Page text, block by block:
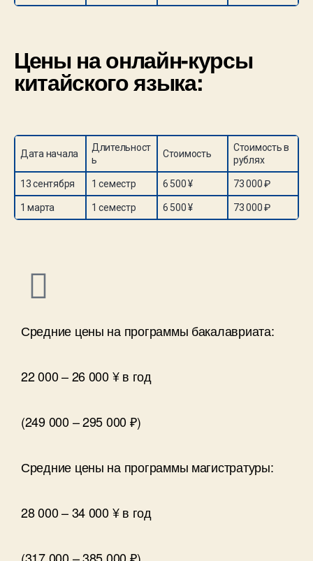
Цены на онлайн-курсы
китайского языка:
Дата начала
Длительност
ь
Стоимость
Стоимость в
рублях
13 сентября 1 семестр 6 500 ¥ 73 000 ₽
1 марта 1 семестр 6 500 ¥ 73 000 ₽
Средние цены на программы бакалавриата:
22 000 – 26 000 ¥ в год
(249 000 – 295 000 ₽)
Средние цены на программы магистратуры:
28 000 – 34 000 ¥ в год
(317 000 – 385 000 ₽)